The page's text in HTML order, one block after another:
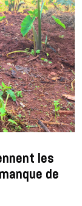
les
de